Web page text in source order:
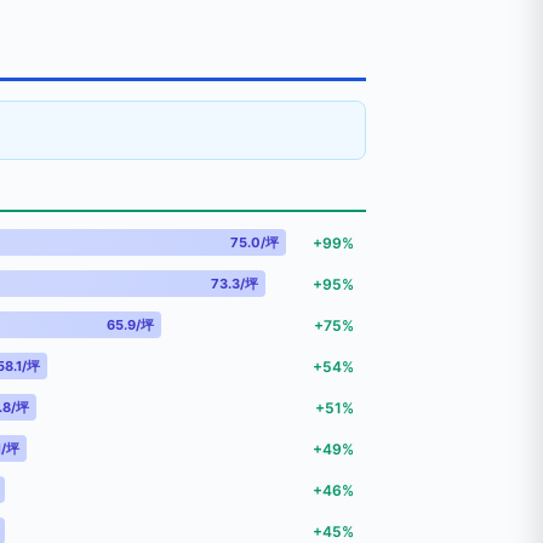
75.0/坪 +99%
73.3/坪 +95%
65.9/坪 +75%
坪 +54%
坪 +51%
坪 +49%
+46%
+45%